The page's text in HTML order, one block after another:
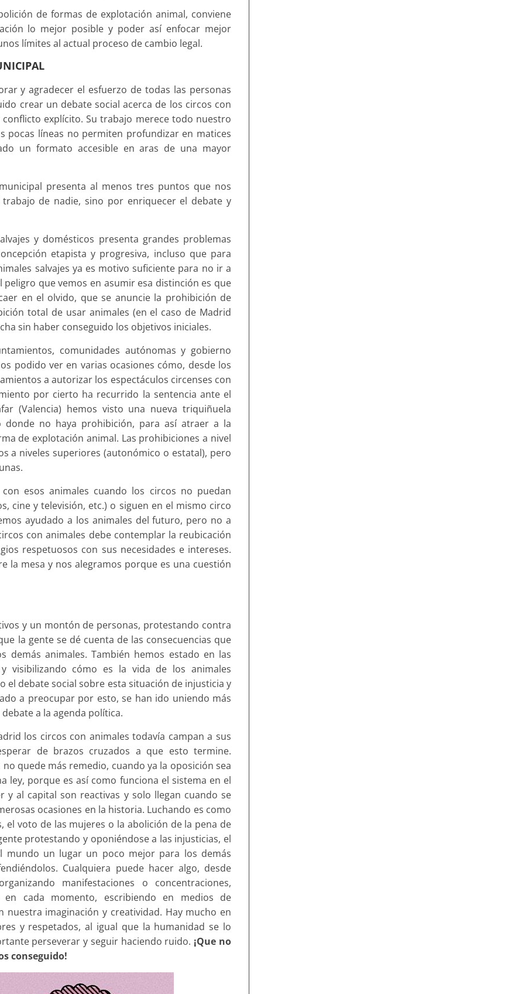
de formas de explotación animal, conviene
lo mejor posible y poder así enfocar mejor
límites al actual proceso de cambio legal.
y agradecer el esfuerzo de todas las personas
crear un debate social acerca de los circos con
explícito. Su trabajo merece todo nuestro
pocas líneas no permiten profundizar en matices
un formato accesible en aras de una mayor
presenta al menos tres puntos que nos
de nadie, sino por enriquecer el debate y
y domésticos presenta grandes problemas
etapista y progresiva, incluso que para
salvajes ya es motivo suficiente para no ir a
que vemos en asumir esa distinción es que
en el olvido, que se anuncie la prohibición de
total de usar animales (en el caso de Madrid
sin haber conseguido los objetivos iniciales.
comunidades autónomas y gobierno
podido ver en varias ocasiones cómo, desde los
a autorizar los espectáculos circenses con
por cierto ha recurrido la sentencia ante el
(Valencia) hemos visto una nueva triquiñuela
donde no haya prohibición, para así atraer a la
de explotación animal. Las prohibiciones a nivel
a niveles superiores (autonómico o estatal), pero
esos animales cuando los circos no puedan
cine y televisión, etc.) o siguen en el mismo circo
ayudado a los animales del futuro, pero no a
con animales debe contemplar la reubicación
respetuosos con sus necesidades e intereses.
la mesa y nos alegramos porque es una cuestión
y un montón de personas, protestando contra
la gente se dé cuenta de las consecuencias que
animales. También hemos estado en las
visibilizando cómo es la vida de los animales
el debate social sobre esta situación de injusticia y
a preocupar por esto, se han ido uniendo más
a la agenda política.
los circos con animales todavía campan a sus
de brazos cruzados a que esto termine.
quede más remedio, cuando ya la oposición sea
ley, porque es así como funciona el sistema en el
y al capital son reactivas y solo llegan cuando se
ocasiones en la historia. Luchando es como
voto de las mujeres o la abolición de la pena de
protestando y oponiéndose a las injusticias, el
mundo un lugar un poco mejor para los demás
Cualquiera puede hacer algo, desde
manifestaciones o concentraciones,
cada momento, escribiendo en medios de
imaginación y creatividad. Hay mucho en
y respetados, al igual que la humanidad se lo
perseverar y seguir haciendo ruido. ¡Que no
conseguido!